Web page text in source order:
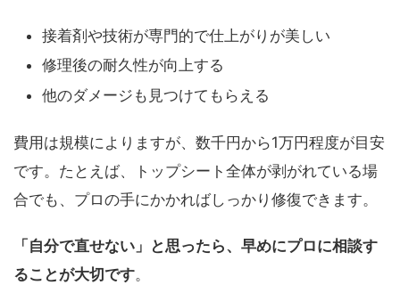
接着剤や技術が専門的で仕上がりが美しい
修理後の耐久性が向上する
他のダメージも見つけてもらえる
費用は規模によりますが、数千円から1万円程度が目安
です。たとえば、トップシート全体が剥がれている場
合でも、プロの手にかかればしっかり修復できます。
「自分で直せない」と思ったら、早めにプロに相談す
ることが大切です。